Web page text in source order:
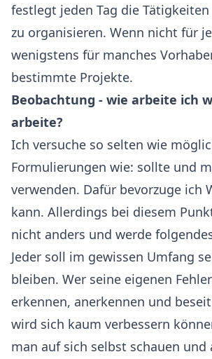
festlegt jeden Tag die
zu organisieren. Wenn nicht für
wenigstens für manches
bestimmte Projekte.
Beobachtung - wie arbeite ich
arbeite?
Ich versuche so selten wie
Formulierungen wie: sollte und
verwenden. Dafür bevorzuge ich
kann. Allerdings bei diesem
nicht anders und werde
Jeder soll im gewissen Umfang
bleiben. Wer seine eigenen
erkennen, anerkennen und
wird sich kaum verbessern
man auf sich selbst schauen und